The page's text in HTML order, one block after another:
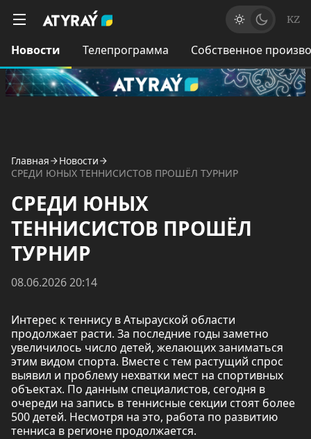
KZ
Новости Телепрограмма Собственное
Главная
Новости
СРЕДИ ЮНЫХ ТЕННИСИСТОВ ПРОШЁЛ ТУРНИР
СРЕДИ ЮНЫХ
ТЕННИСИСТОВ ПРОШЁЛ
ТУРНИР
08.06.2026 20:14
Интерес к теннису в Атырауской области
продолжает расти. За последние годы заметно
увеличилось число детей, желающих заниматься
этим видом спорта. Вместе с тем растущий спрос
выявил и проблему нехватки мест на спортивных
объектах. По данным специалистов, сегодня в
очереди на запись в теннисные секции стоят более
500 детей. Несмотря на это, работа по развитию
тенниса в регионе продолжается.